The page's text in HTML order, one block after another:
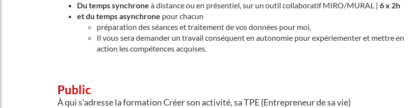
Du temps synchrone à distance ou en présentiel, sur un outil collaboratif MIRO/MURAL | 6 x 2h
et du temps asynchrone pour chacun
préparation des séances et traitement de vos données pour moi,
Il vous sera demander un travail conséquent en autonomie pour expériementer et mettre en
action les compétences acquises.
Public
À qui s'adresse la formation Créer son activité, sa TPE (Entrepreneur de sa vie)